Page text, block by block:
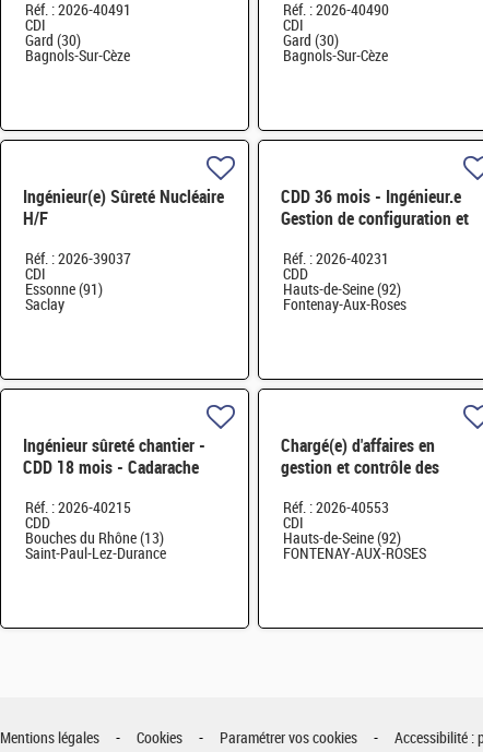
Réf. : 2026-40491
CDI
Gard (30)
Bagnols-Sur-Cèze
Réf. : 2026-40490
CDI
Gard (30)
Bagnols-Sur-Cèze
Ingénieur(e) Sûreté Nucléaire
H/F
Réf. : 2026-39037
CDI
Essonne (91)
Saclay
CDD 36 mois - Ingénieur.e
Gestion de configuration et
Exploitation des INB
Réf. : 2026-40231
CDD
Hauts-de-Seine (92)
Fontenay-Aux-Roses
Ingénieur sûreté chantier -
CDD 18 mois - Cadarache
Réf. : 2026-40215
CDD
Bouches du Rhône (13)
Saint-Paul-Lez-Durance
Chargé(e) d'affaires en
gestion et contrôle des
Réf. : 2026-40553
CDI
Hauts-de-Seine (92)
FONTENAY-AUX-ROSES
Mentions légales Cookies Paramétrer vos cookies Accessibilité :